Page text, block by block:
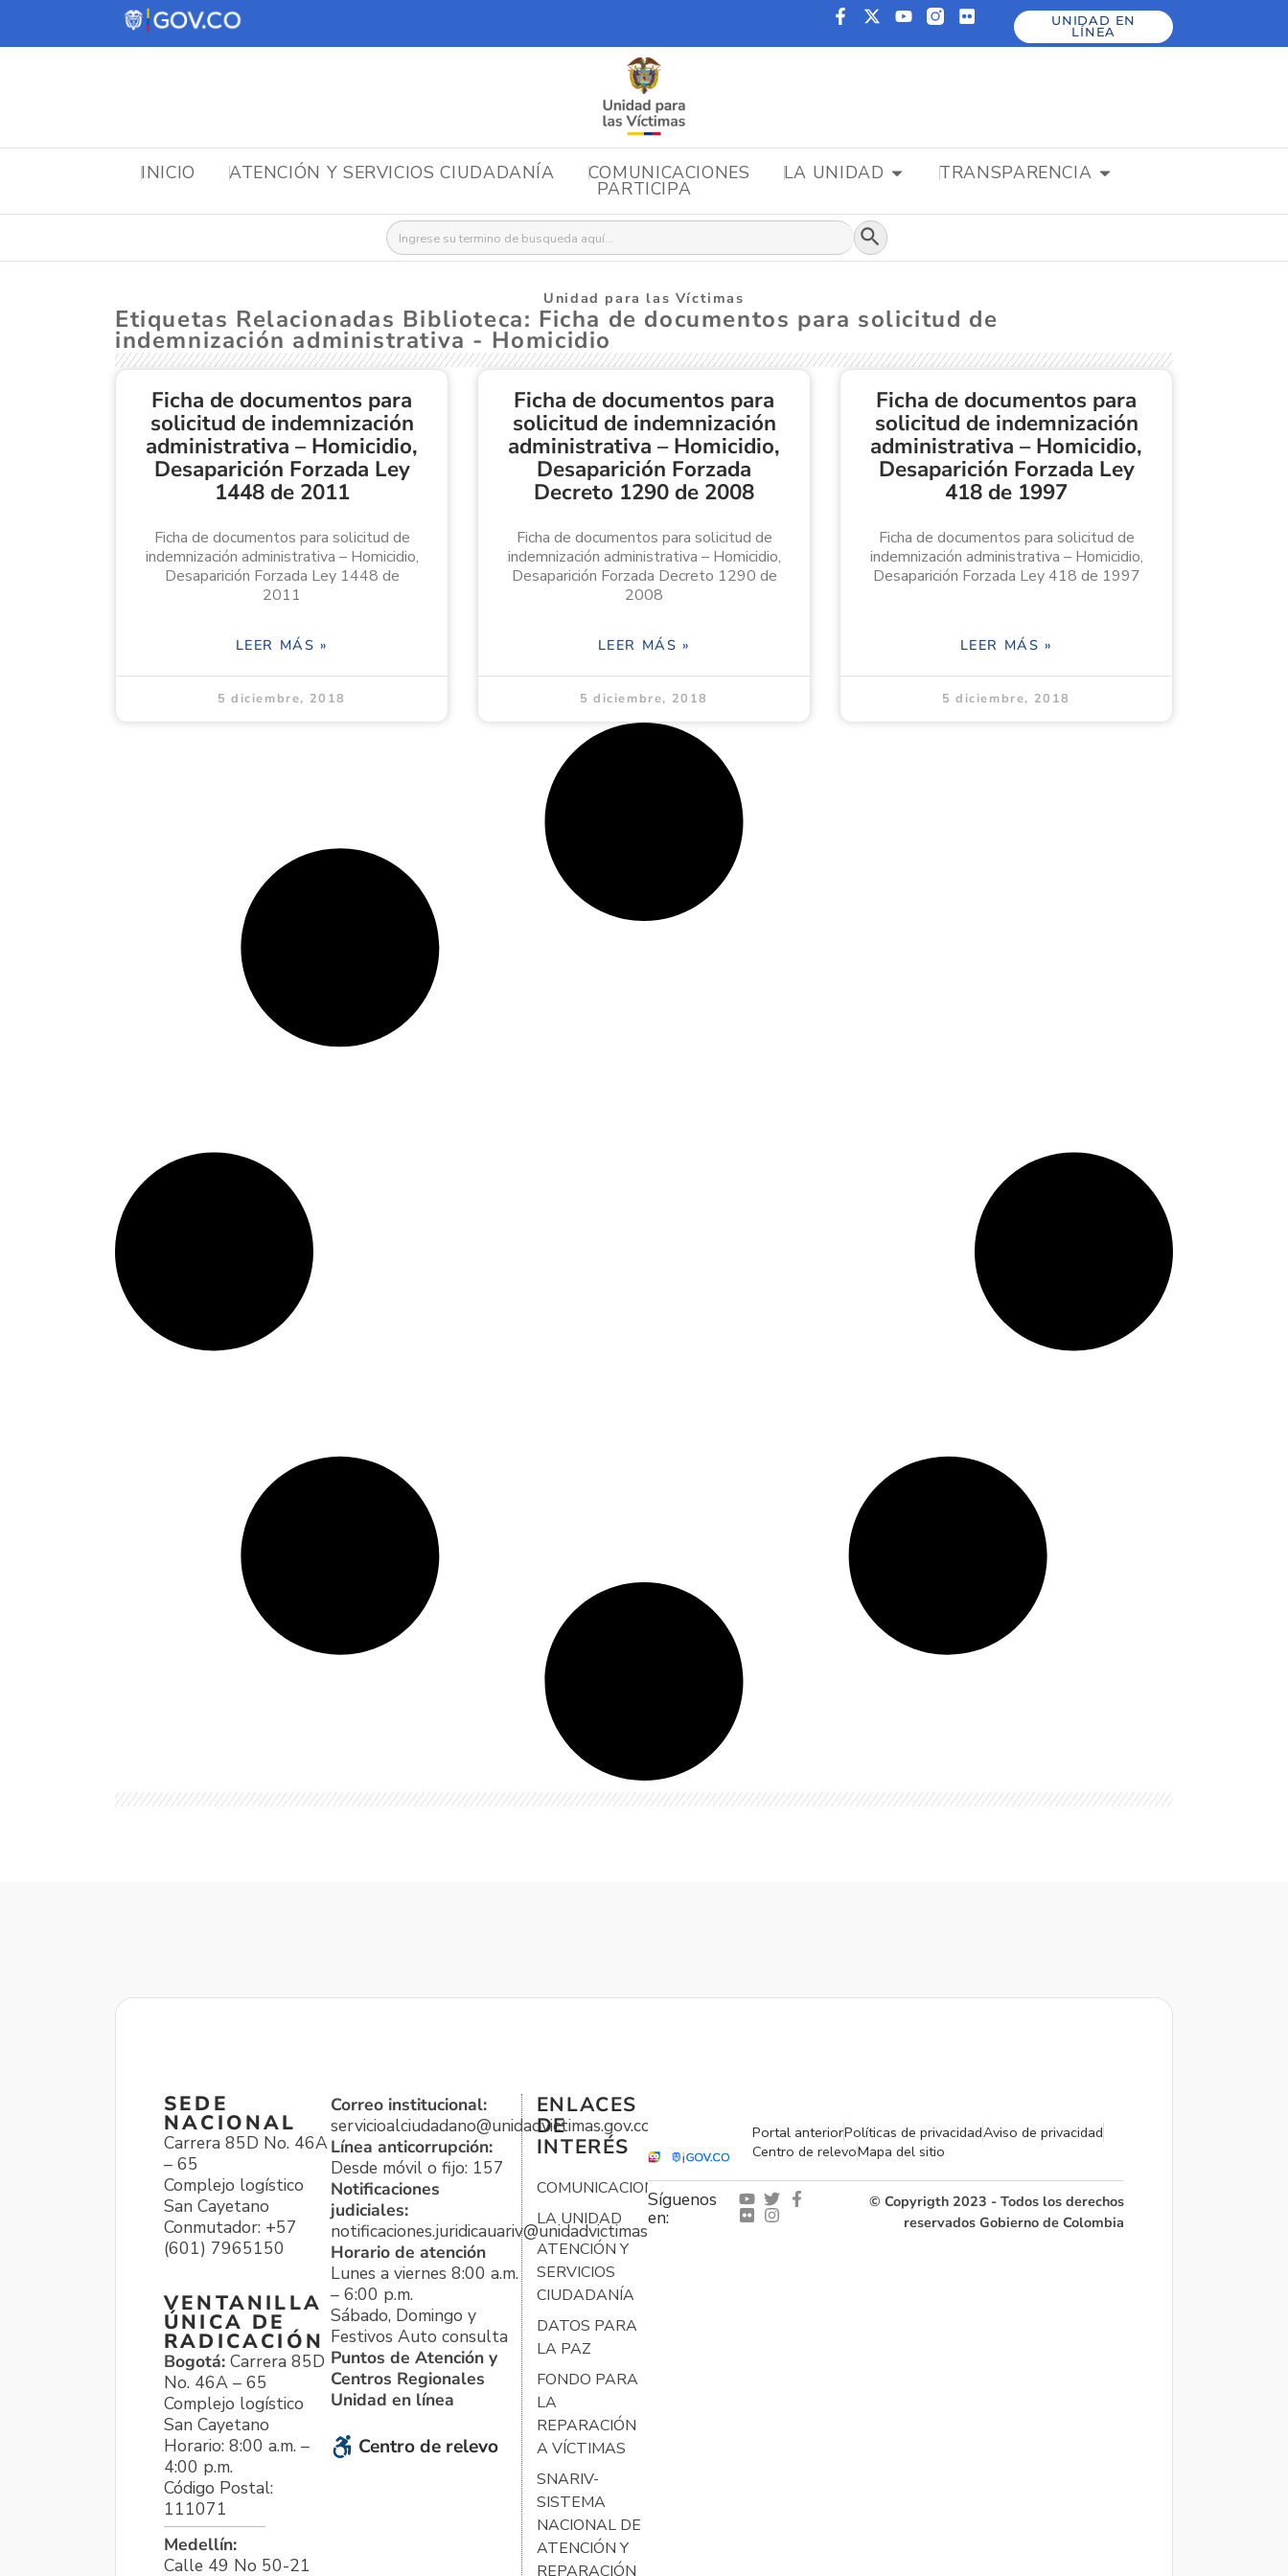
UNIDAD EN
LÍNEA
INICIO ATENCIÓN Y SERVICIOS CIUDADANÍA COMUNICACIONES LA UNIDAD TRANSPARENCIA
PARTICIPA
Buscar: Botón de búsqueda
Unidad para las Víctimas
Etiquetas Relacionadas Biblioteca: Ficha de documentos para solicitud de
indemnización administrativa - Homicidio
Ficha de documentos para
solicitud de indemnización
administrativa – Homicidio,
Desaparición Forzada Ley
1448 de 2011
Ficha de documentos para solicitud de
indemnización administrativa – Homicidio,
Desaparición Forzada Ley 1448 de
2011
LEER MÁS »
5 diciembre, 2018
Ficha de documentos para
solicitud de indemnización
administrativa – Homicidio,
Desaparición Forzada
Decreto 1290 de 2008
Ficha de documentos para solicitud de
indemnización administrativa – Homicidio,
Desaparición Forzada Decreto 1290 de
2008
LEER MÁS »
5 diciembre, 2018
Ficha de documentos para
solicitud de indemnización
administrativa – Homicidio,
Desaparición Forzada Ley
418 de 1997
Ficha de documentos para solicitud de
indemnización administrativa – Homicidio,
Desaparición Forzada Ley 418 de 1997
LEER MÁS »
5 diciembre, 2018
SEDE
NACIONAL
Carrera 85D No. 46A
– 65
Complejo logístico
San Cayetano
Conmutador: +57
(601) 7965150
VENTANILLA
ÚNICA DE
RADICACIÓN
Bogotá: Carrera 85D
No. 46A – 65
Complejo logístico
San Cayetano
Horario: 8:00 a.m. –
4:00 p.m.
Código Postal:
111071
Medellín:
Calle 49 No 50-21
Correo institucional:
servicioalciudadano@unidadvictimas.gov.co
Línea anticorrupción:
Desde móvil o fijo: 157
Notificaciones
judiciales:
notificaciones.juridicauariv@unidadvictimas.gov.co
Horario de atención
Lunes a viernes 8:00 a.m.
– 6:00 p.m.
Sábado, Domingo y
Festivos Auto consulta
Puntos de Atención y
Centros Regionales
Unidad en línea
Centro de relevo
ENLACES
DE
INTERÉS
COMUNICACIONES
LA UNIDAD
ATENCIÓN Y
SERVICIOS
CIUDADANÍA
DATOS PARA
LA PAZ
FONDO PARA
LA
REPARACIÓN
A VÍCTIMAS
SNARIV-
SISTEMA
NACIONAL DE
ATENCIÓN Y
REPARACIÓN
Portal anteriorPolíticas de privacidadAviso de privacidad
Centro de relevoMapa del sitio
Síguenos
en:
© Copyrigth 2023 - Todos los derechos
reservados Gobierno de Colombia